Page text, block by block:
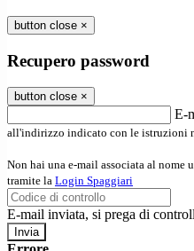
button close ×
Recupero password
button close ×
E-
all'indirizzo indicato con le istruzioni
Non hai una e-mail associata al nome
tramite la Login Spaggiari
E-mail inviata, si prega di